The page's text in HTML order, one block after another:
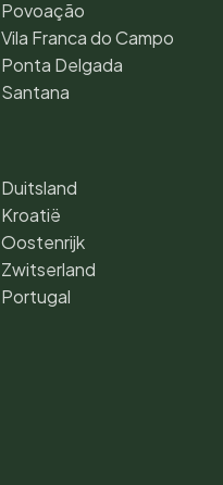
Povoação
Vila Franca do Campo
Ponta Delgada
Santana
Duitsland
Kroatië
Oostenrijk
Zwitserland
Portugal